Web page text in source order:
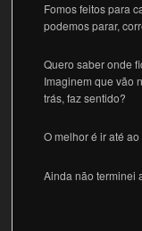
Fomos feitos para
podemos parar,
Quero saber onde
Imaginem que vão
trás, faz sentido?
O melhor é ir até
Ainda não terminei